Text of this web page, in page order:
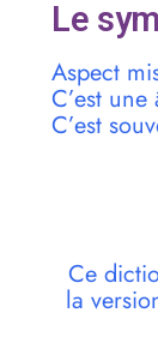
Le
Aspect
C’est
C’est
Ce
la